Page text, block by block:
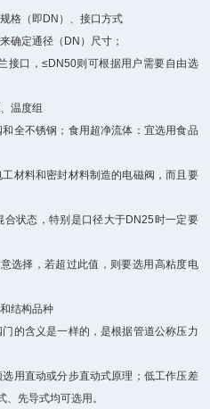
格（即DN）、接口方式
确定通径（DN）尺寸；
接口，≤DN50则可根据用户需要自由选
温度组
全不锈钢；食用超净流体：宜选用食品
材料和密封材料制造的电磁阀，而且要
状态，特别是口径大于DN25时一定要
选择，若超过此值，则要选用高粘度电
结构品种
的含义是一样的，是根据管道公称压力
用直动或分步直动式原理；低工作压差
先导式均可选用。